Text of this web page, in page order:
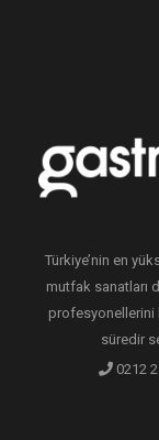
Türkiye’nin en
mutfak sanatları
profesyonellerini
süredir
0212